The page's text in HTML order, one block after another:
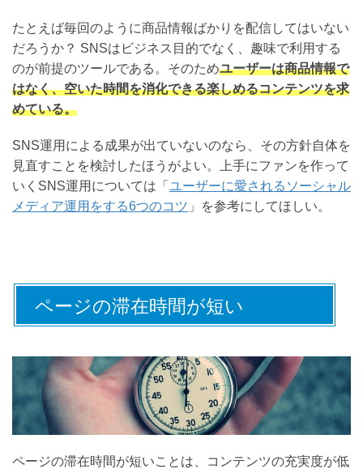
たとえば毎回のように商品情報ばかりを配信してはいない
だろうか？ SNSはビジネス目的でなく、趣味で利用する
のが前提のツールである。そのためユーザーは商品情報で
はなく、空いた時間を消化できる楽しめるコンテンツを求
めている。
SNS運用による成果が出ていないのなら、その方針自体を
見直すことを検討したほうがよい。上手にファンを作って
いくSNS運用については「 ユーザーに愛されるソーシャル
メディア運用をする6つのコツ 」を参考にしてほしい。
ページの滞在時間が短い
ページの滞在時間が短いことは、コンテンツの充実度が低